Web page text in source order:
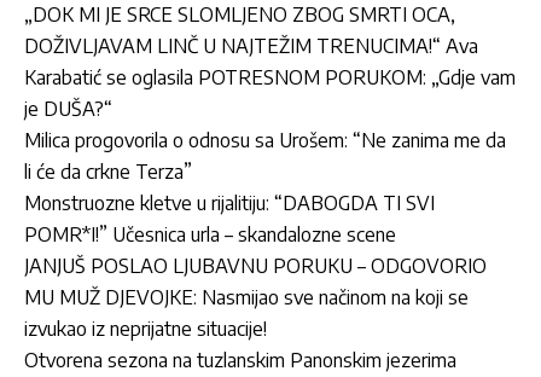
„DOK MI JE SRCE SLOMLJENO ZBOG SMRTI OCA,
DOŽIVLJAVAM LINČ U NAJTEŽIM TRENUCIMA!“ Ava
Karabatić se oglasila POTRESNOM PORUKOM: „Gdje vam
je DUŠA?“
Milica progovorila o odnosu sa Urošem: “Ne zanima me da
li će da crkne Terza”
Monstruozne kletve u rijalitiju: “DABOGDA TI SVI
POMR*I!” Učesnica urla – skandalozne scene
JANJUŠ POSLAO LJUBAVNU PORUKU – ODGOVORIO
MU MUŽ DJEVOJKE: Nasmijao sve načinom na koji se
izvukao iz neprijatne situacije!
Otvorena sezona na tuzlanskim Panonskim jezerima